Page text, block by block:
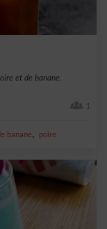
et de banane.
1
banane, poire